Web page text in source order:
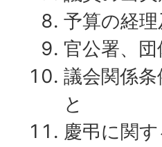
予算の経
官公署、
議会関係
と
慶弔に関